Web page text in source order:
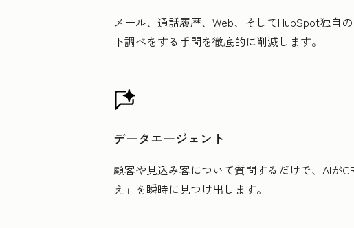
メール、通話履歴、Web、そしてHubSpot独自
下調べをする手間を徹底的に削減します。
データエージェント
顧客や見込み客について質問するだけで、AIが
え」を瞬時に見つけ出します。